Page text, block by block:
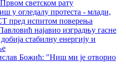
светском рату
у огледалу протеста - млади,
пред испитом поверења
најавио изградњу гасне
стабилну енергију и
Божић: "Ниш ми је отворио